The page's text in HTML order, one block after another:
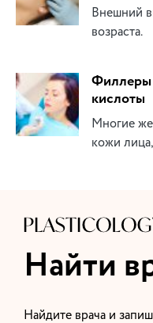
Внешний
возраста.
Филлеры
кислоты
Многие
кожи
Найти
Найдите врача и